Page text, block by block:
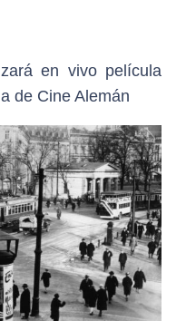
en vivo película
de Cine Alemán